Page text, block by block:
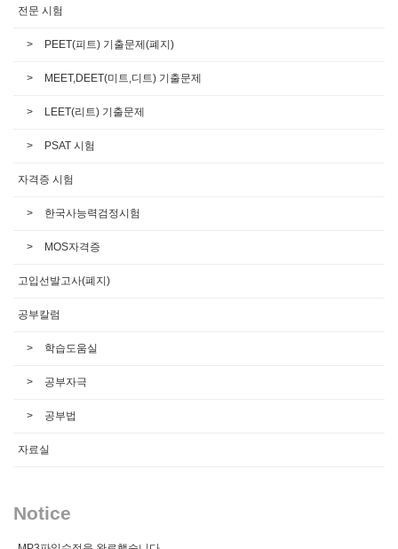
전문 시험
PEET(피트) 기출문제(폐지)
MEET,DEET(미트,디트) 기출문제
LEET(리트) 기출문제
PSAT 시험
자격증 시험
한국사능력검정시험
MOS자격증
고입선발고사(폐지)
공부칼럼
학습도움실
공부자극
공부법
자료실
Notice